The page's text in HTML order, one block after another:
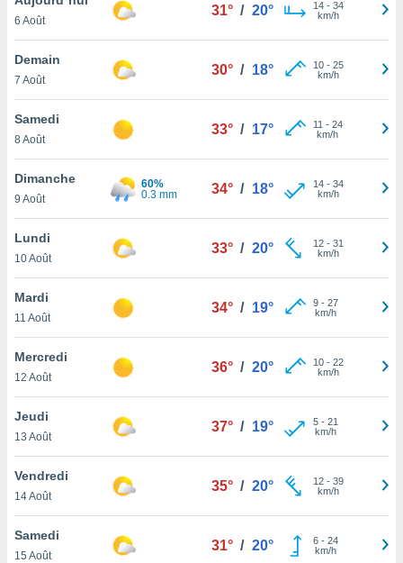
et
»,
au
vous
qu'ils
ou
le
ainsi
un
la
du
en
de
6 Août
31° / 20° 14- 34
km/h
Demain
7 Août
30° / 18° 10- 25
km/h
Samedi
8 Août
33° / 17° 11 - 24
km/h
Dimanche
9 Août
60%
0.3 mm
34° / 18° 14- 34
km/h
Lundi
10 Août
33° / 20° 12- 31
km/h
Mardi
11 Août
34° / 19° 9- 27
km/h
Mercredi
12 Août
36° / 20° 10- 22
km/h
Jeudi
13 Août
37° / 19° 5- 21
km/h
Vendredi
14 Août
35° / 20° 12- 39
km/h
Samedi
15 Août
31° / 20° 6- 24
km/h